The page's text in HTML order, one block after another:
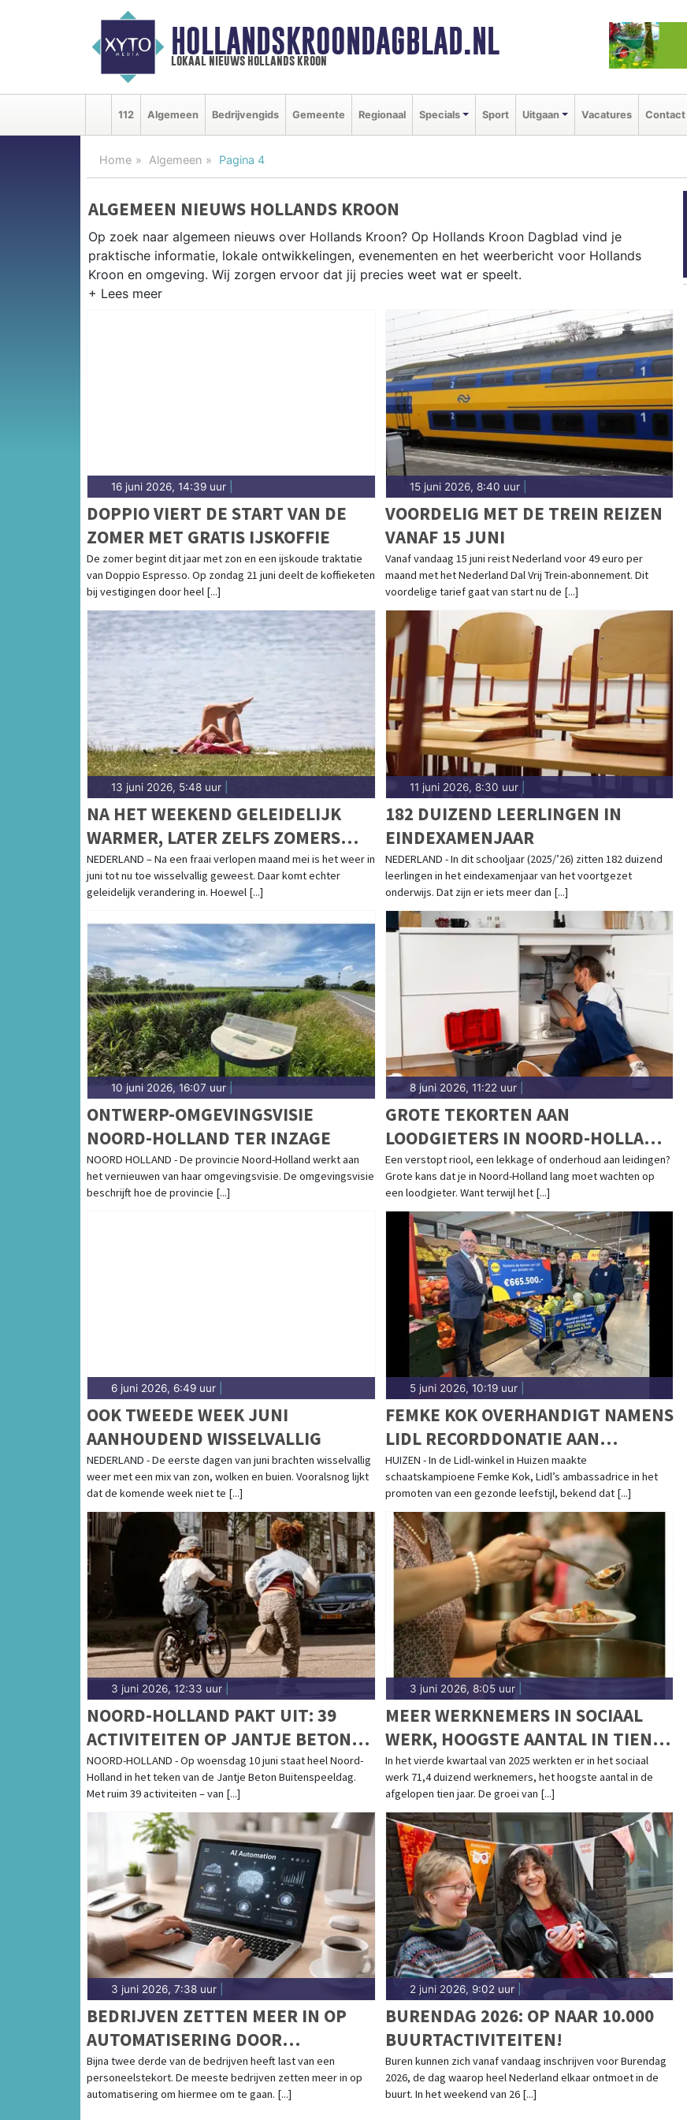
HOLLANDSKROONDAGBLAD.NL
lokaal nieuws hollands kroon
112 Algemeen Bedrijvengids Gemeente Regionaal Specials Sport Uitgaan Vacatures Contact
Home Algemeen Pagina 4
ALGEMEEN NIEUWS HOLLANDS KROON
Op zoek naar algemeen nieuws over Hollands Kroon? Op Hollands Kroon Dagblad vind je
praktische informatie, lokale ontwikkelingen, evenementen en het weerbericht voor Hollands
Kroon en omgeving. Wij zorgen ervoor dat jij precies weet wat er speelt.
PRAKTISCHE INFORMATIE HOLLANDS KROON
Van werkzaamheden op de N9 tot evenementen als de Wieringer Marktdag en het weersbericht
voor de Kop van Noord-Holland en de Wieringermeer.
16 juni 2026, 14:39 uur
DOPPIO VIERT DE START VAN DE
ZOMER MET GRATIS IJSKOFFIE
De zomer begint dit jaar met zon en een ijskoude traktatie
van Doppio Espresso. Op zondag 21 juni deelt de koffieketen
bij vestigingen door heel [...]
15 juni 2026, 8:40 uur|
VOORDELIG MET DE TREIN REIZEN
VANAF 15 JUNI
Vanaf vandaag 15 juni reist Nederland voor 49 euro per
maand met het Nederland Dal Vrij Trein-abonnement. Dit
voordelige tarief gaat van start nu de [...]
13 juni 2026, 5:48 uur
NA HET WEEKEND GELEIDELIJK
WARMER, LATER ZELFS ZOMERS
WARM
NEDERLAND – Na een fraai verlopen maand mei is het weer in
juni tot nu toe wisselvallig geweest. Daar komt echter
geleidelijk verandering in. Hoewel [...]
11 juni 2026, 8:30 uur|
182 DUIZEND LEERLINGEN IN
EINDEXAMENJAAR
NEDERLAND - In dit schooljaar (2025/’26) zitten 182 duizend
leerlingen in het eindexamenjaar van het voortgezet
onderwijs. Dat zijn er iets meer dan [...]
10 juni 2026, 16:07 uur|
ONTWERP-OMGEVINGSVISIE
NOORD-HOLLAND TER INZAGE
NOORD HOLLAND - De provincie Noord-Holland werkt aan
het vernieuwen van haar omgevingsvisie. De omgevingsvisie
beschrijft hoe de provincie [...]
8 juni 2026, 11:22 uur|
GROTE TEKORTEN AAN
LOODGIETERS IN NOORD-HOLLAND:
BIJNA 10 VACATURES PER
WERKZOEKENDE
Een verstopt riool, een lekkage of onderhoud aan leidingen?
Grote kans dat je in Noord-Holland lang moet wachten op
een loodgieter. Want terwijl het [...]
6 juni 2026, 6:49 uur
OOK TWEEDE WEEK JUNI
AANHOUDEND WISSELVALLIG
NEDERLAND - De eerste dagen van juni brachten wisselvallig
weer met een mix van zon, wolken en buien. Vooralsnog lijkt
dat de komende week niet te [...]
5 juni 2026, 10:19 uur|
FEMKE KOK OVERHANDIGT NAMENS
LIDL RECORDDONATIE AAN
VOEDSELBANKEN NEDERLAND:
760.000 KG VERSE GROENTE EN
FRUIT
HUIZEN - In de Lidl‑winkel in Huizen maakte
schaatskampioene Femke Kok, Lidl’s ambassadrice in het
promoten van een gezonde leefstijl, bekend dat [...]
3 juni 2026, 12:33 uur
NOORD-HOLLAND PAKT UIT: 39
ACTIVITEITEN OP JANTJE BETON
BUITENSPEELDAG
NOORD-HOLLAND - Op woensdag 10 juni staat heel Noord-
Holland in het teken van de Jantje Beton Buitenspeeldag.
Met ruim 39 activiteiten – van [...]
3 juni 2026, 8:05 uur|
MEER WERKNEMERS IN SOCIAAL
WERK, HOOGSTE AANTAL IN TIEN
JAAR
In het vierde kwartaal van 2025 werkten er in het sociaal
werk 71,4 duizend werknemers, het hoogste aantal in de
afgelopen tien jaar. De groei van [...]
3 juni 2026, 7:38 uur
BEDRIJVEN ZETTEN MEER IN OP
AUTOMATISERING DOOR
PERSONEELSTEKORT
Bijna twee derde van de bedrijven heeft last van een
personeelstekort. De meeste bedrijven zetten meer in op
automatisering om hiermee om te gaan. [...]
2 juni 2026, 9:02 uur|
BURENDAG 2026: OP NAAR 10.000
BUURTACTIVITEITEN!
Buren kunnen zich vanaf vandaag inschrijven voor Burendag
2026, de dag waarop heel Nederland elkaar ontmoet in de
buurt. In het weekend van 26 [...]